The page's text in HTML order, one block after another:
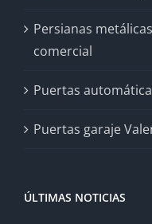
Persianas
comercial
Puertas
Puertas garaje
ÚLTIMAS NOTICIAS